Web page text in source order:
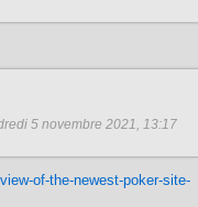
5 novembre 2021, 13:17
of-the-newest-poker-site-